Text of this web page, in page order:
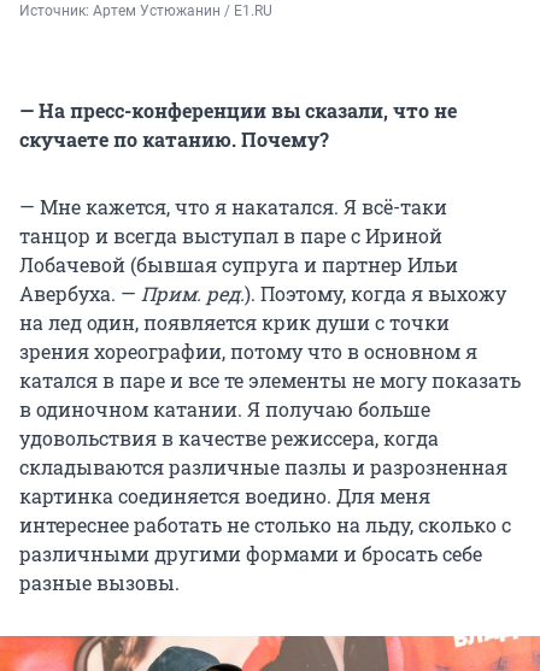
Источник: Артем Устюжанин / Е1.RU
— На пресс-конференции вы сказали, что не
скучаете по катанию. Почему?
— Мне кажется, что я накатался. Я всё-таки
танцор и всегда выступал в паре с Ириной
Лобачевой (бывшая супруга и партнер Ильи
Авербуха. — Прим. ред.). Поэтому, когда я выхожу
на лед один, появляется крик души с точки
зрения хореографии, потому что в основном я
катался в паре и все те элементы не могу показать
в одиночном катании. Я получаю больше
удовольствия в качестве режиссера, когда
складываются различные пазлы и разрозненная
картинка соединяется воедино. Для меня
интереснее работать не столько на льду, сколько с
различными другими формами и бросать себе
разные вызовы.